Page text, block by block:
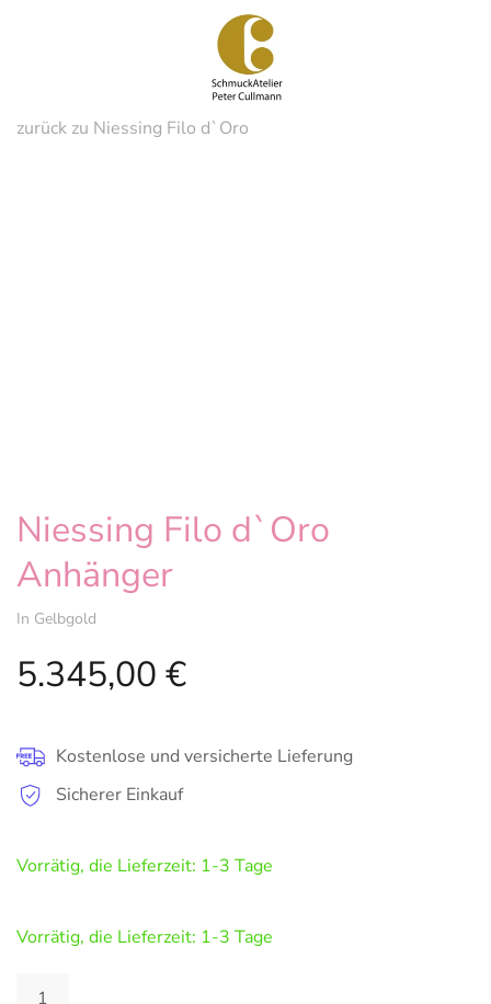
zurück zu Niessing Filo d`Oro
Niessing Filo d`Oro
Anhänger
In Gelbgold
5.345,00 €
Kostenlose und versicherte Lieferung
Sicherer Einkauf
Vorrätig, die Lieferzeit: 1-3 Tage
Vorrätig, die Lieferzeit: 1-3 Tage
Niessing